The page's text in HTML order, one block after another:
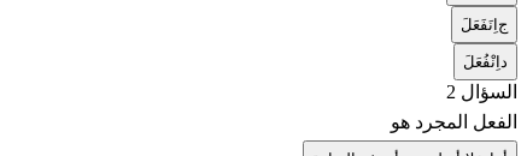
ج اِنَفَعَلَ
د اِنْفُعَلَ
السؤال 2
الفعل المجرد هو